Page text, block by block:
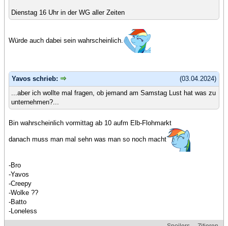
Dienstag 16 Uhr in der WG aller Zeiten
Würde auch dabei sein wahrscheinlich.
(03.04.2024)
Yavos schrieb:
...aber ich wollte mal fragen, ob jemand am Samstag Lust hat was zu
unternehmen?...
Bin wahrscheinlich vormittag ab 10 aufm Elb-Flohmarkt
danach muss man mal sehn was man so noch macht
-Bro
-Yavos
-Creepy
-Wolke ??
-Batto
-Loneless